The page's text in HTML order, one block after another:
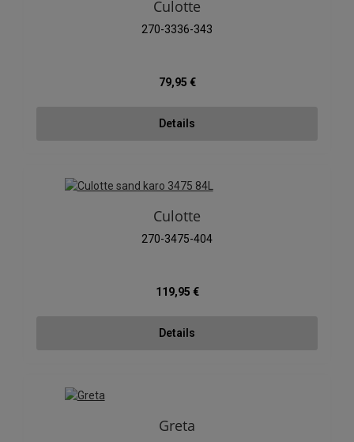
Culotte
270-3336-343
Regulärer Preis:
79,95 €
Details
Culotte
270-3475-404
Regulärer Preis:
119,95 €
Details
Greta